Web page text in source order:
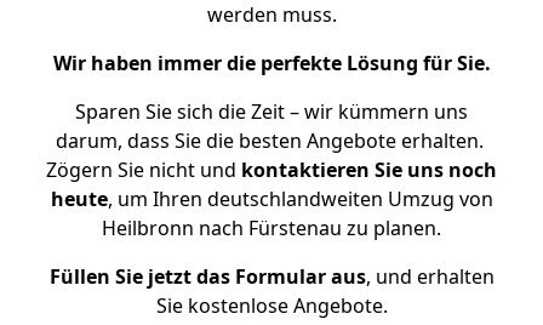
werden muss.
Wir haben immer die perfekte Lösung für Sie.
Sparen Sie sich die Zeit – wir kümmern uns
darum, dass Sie die besten Angebote erhalten.
Zögern Sie nicht und kontaktieren Sie uns noch
heute, um Ihren deutschlandweiten Umzug von
Heilbronn nach Fürstenau zu planen.
Füllen Sie jetzt das Formular aus, und erhalten
Sie kostenlose Angebote.